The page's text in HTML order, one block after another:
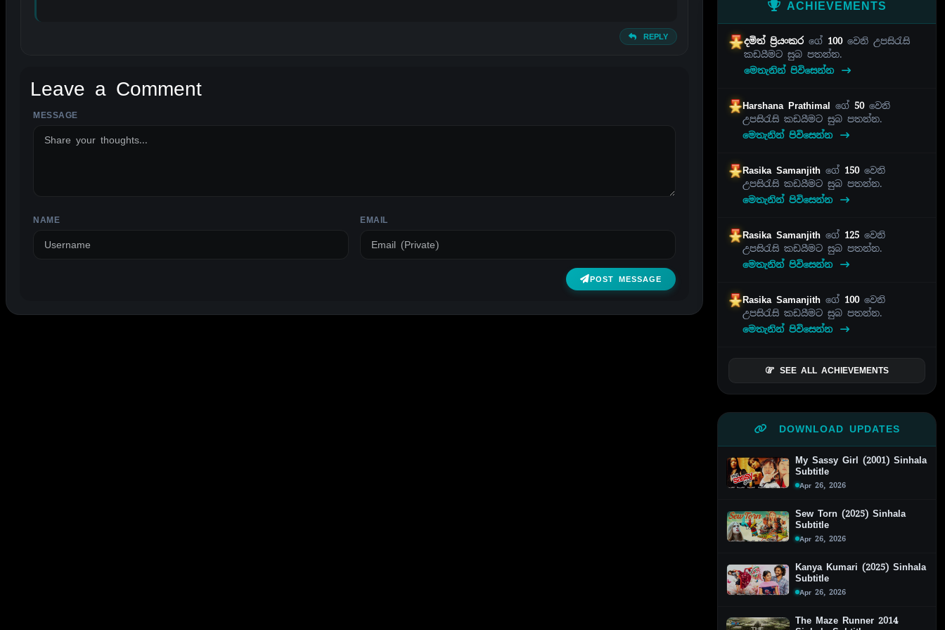
REPLY
Leave a Comment
MESSAGE
NAME EMAIL
POST MESSAGE
ALTERNATIVE:
ACHIEVEMENTS
දමිත් ප්‍රියංකර ගේ 100වෙනි උපසිරැසි
කඩයීමට සුබ පතන්න.
මෙතැනින් පිවිසෙන්න
Harshana Prathimal ගේ 50වෙනි
උපසිරැසි කඩයීමට සුබ පතන්න.
මෙතැනින් පිවිසෙන්න
Rasika Samanjithගේ 150වෙනි
උපසිරැසි කඩයීමට සුබ පතන්න.
මෙතැනින් පිවිසෙන්න
Rasika Samanjithගේ 125 වෙනි
උපසිරැසි කඩයීමට සුබ පතන්න.
මෙතැනින් පිවිසෙන්න
Rasika Samanjithගේ 100වෙනි
උපසිරැසි කඩයීමට සුබ පතන්න.
මෙතැනින් පිවිසෙන්න
SEE ALL ACHIEVEMENTS
DOWNLOAD UPDATES
My Sassy Girl (2001) Sinhala
Subtitle
Apr 26, 2026
Sew Torn (2025) Sinhala
Subtitle
Apr 26, 2026
Kanya Kumari (2025) Sinhala
Subtitle
Apr 26, 2026
The Maze Runner 2014